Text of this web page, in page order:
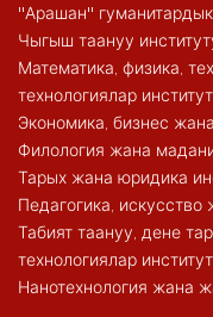
"Арашан" гуманитардык
Чыгыш таануу
Математика, физика,
технологиялар
Экономика, бизнес
Филология жана
Тарых жана юридика
Педагогика,
Табият таануу, дене
технологиялар
Нанотехнология жана